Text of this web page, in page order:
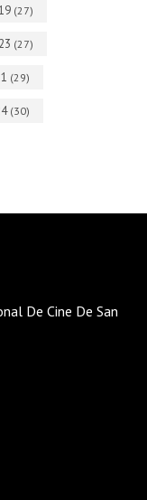
(27)
(27)
(29)
(30)
De Cine De San